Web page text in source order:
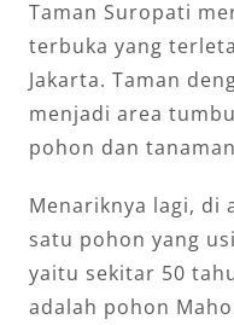
Taman Suropati
terbuka yang
Jakarta. Taman
menjadi area
pohon dan
Menariknya lagi, di
satu pohon yang
yaitu sekitar 50
adalah pohon